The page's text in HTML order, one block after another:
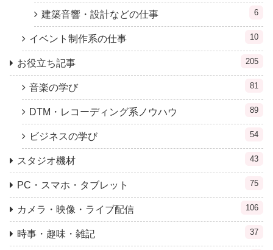
建築音響・設計などの仕事 6
イベント制作系の仕事 10
お役立ち記事 205
音楽の学び 81
DTM・レコーディング系ノウハウ 89
ビジネスの学び 54
スタジオ機材 43
PC・スマホ・タブレット 75
カメラ・映像・ライブ配信 106
時事・趣味・雑記 37